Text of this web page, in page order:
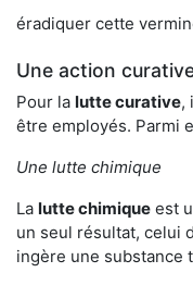
éradiquer cette
Une action
Pour la lutte curative,
être employés. Parmi
Une lutte chimique
La lutte chimique est
un seul résultat, celui
ingère une substance